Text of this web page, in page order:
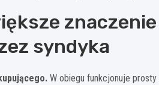
syndyka
W obiegu funkcjonuje